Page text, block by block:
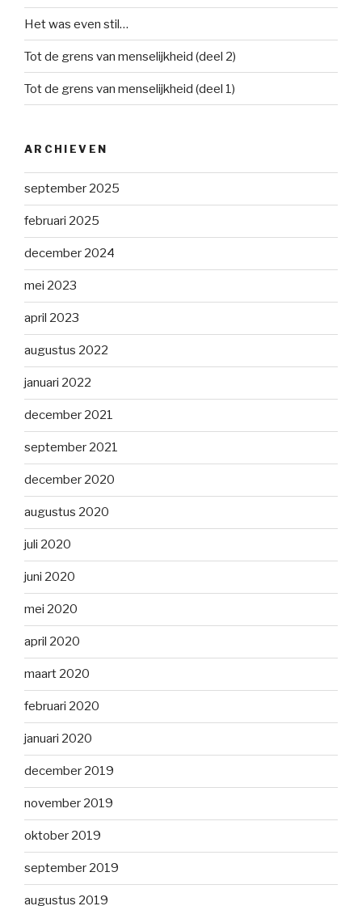
Het was even stil…
Tot de grens van menselijkheid (deel 2)
Tot de grens van menselijkheid (deel 1)
ARCHIEVEN
september 2025
februari 2025
december 2024
mei 2023
april 2023
augustus 2022
januari 2022
december 2021
september 2021
december 2020
augustus 2020
juli 2020
juni 2020
mei 2020
april 2020
maart 2020
februari 2020
januari 2020
december 2019
november 2019
oktober 2019
september 2019
augustus 2019